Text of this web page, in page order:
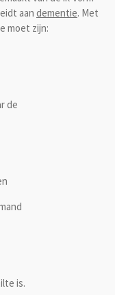
aan dementie. Met
moet zijn:
de
is.